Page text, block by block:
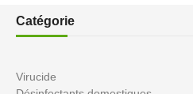
Catégorie
Virucide